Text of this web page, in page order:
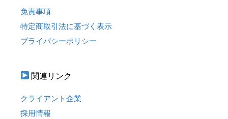
免責事項
特定商取引法に基づく表示
プライバシーポリシー
関連リンク
クライアント企業
採用情報